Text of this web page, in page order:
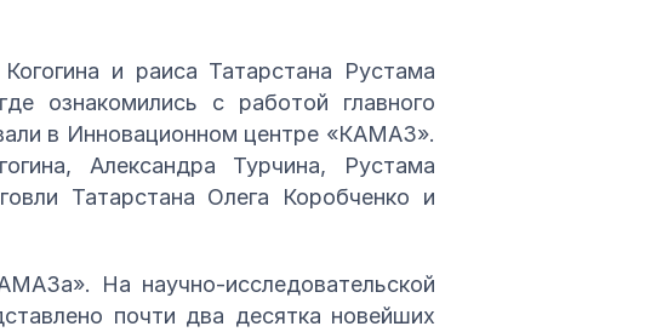
и раиса Татарстана Рустама
ознакомились с работой главного
в Инновационном центре «КАМАЗ».
Александра Турчина, Рустама
Татарстана Олега Коробченко и
На научно-исследовательской
почти два десятка новейших